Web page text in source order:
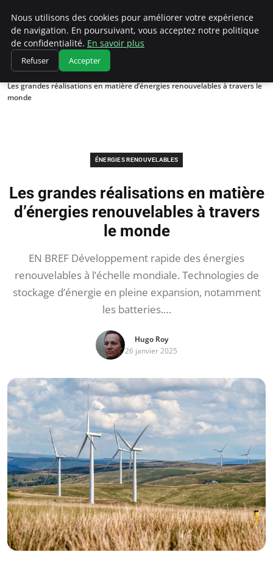
Climatedebtagents
Accueil
Énergies Renouvelables
Les grandes réalisations en matière d’énergies renouvelables à travers le
monde
ÉNERGIES RENOUVELABLES
Les grandes réalisations en matière
d’énergies renouvelables à travers
le monde
EN BREF Développement rapide des énergies
renouvelables à l’échelle mondiale. Technologies de
stockage d’énergie en pleine expansion, notamment
les batteries.…
Hugo Roy
26 janvier 2025
Nous utilisons des cookies pour améliorer votre expérience
de navigation. En poursuivant, vous acceptez notre politique
de confidentialité. En savoir plus
Refuser Accepter